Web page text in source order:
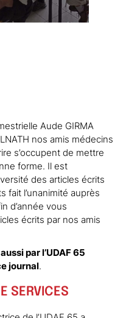
Aude GIRMA
nos amis médecins
s’occupent de mettre
forme. Il est
des articles écrits
fait l’unanimité auprès
d’année vous
écrits par nos amis
par l’UDAF 65
journal.
SERVICES